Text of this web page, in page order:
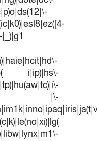
i|ip)|hs\-
|\-